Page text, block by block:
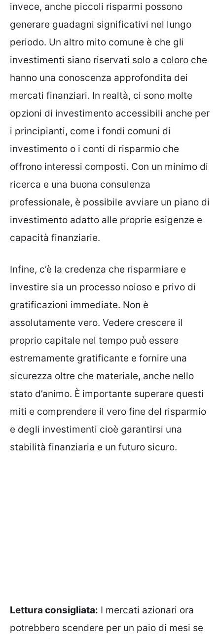
invece, anche piccoli risparmi possono
generare guadagni significativi nel lungo
periodo. Un altro mito comune è che gli
investimenti siano riservati solo a coloro che
hanno una conoscenza approfondita dei
mercati finanziari. In realtà, ci sono molte
opzioni di investimento accessibili anche per
i principianti, come i fondi comuni di
investimento o i conti di risparmio che
offrono interessi composti. Con un minimo di
ricerca e una buona consulenza
professionale, è possibile avviare un piano di
investimento adatto alle proprie esigenze e
capacità finanziarie.
Infine, c’è la credenza che risparmiare e
investire sia un processo noioso e privo di
gratificazioni immediate. Non è
assolutamente vero. Vedere crescere il
proprio capitale nel tempo può essere
estremamente gratificante e fornire una
sicurezza oltre che materiale, anche nello
stato d’animo. È importante superare questi
miti e comprendere il vero fine del risparmio
e degli investimenti cioè garantirsi una
stabilità finanziaria e un futuro sicuro.
Lettura consigliata: I mercati azionari ora
potrebbero scendere per un paio di mesi se